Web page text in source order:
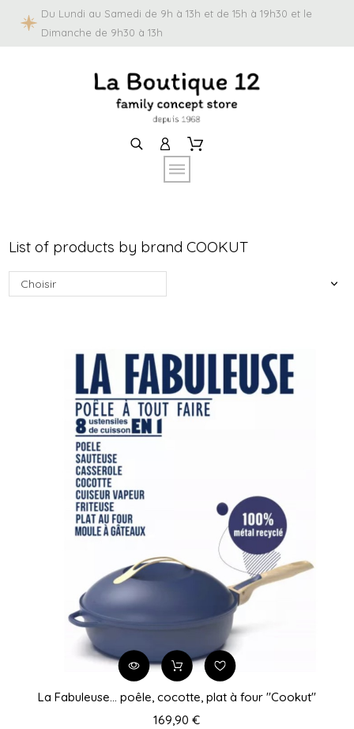
Du Lundi au Samedi de 9h à 13h et de 15h à 19h30 et le
Dimanche de 9h30 à 13h
List of products by brand COOKUT
Choisir
La Fabuleuse… poêle, cocotte, plat à four "Cookut"
169,90 €